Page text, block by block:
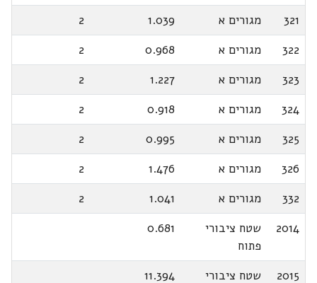
321
מגורים א 1.039
2
322
מגורים א 0.968
2
323
מגורים א 1.227
2
324
מגורים א 0.918
2
325
מגורים א 0.995
2
326
מגורים א 1.476
2
332
מגורים א 1.041
2
2014
שטח ציבורי
פתוח
0.681
2015 שטח ציבורי 11.394